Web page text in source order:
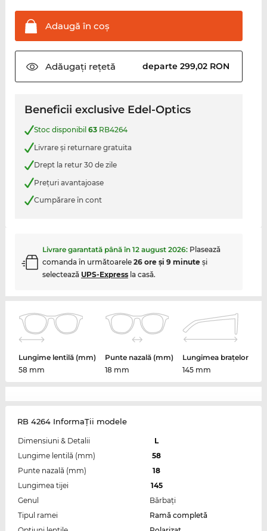
Adaugă în coş
Adăugați rețetă departe 299,02 RON
Beneficii exclusive Edel-Optics
Stoc disponibil 63RB4264
Livrare şi returnare gratuita
Drept la retur 30 de zile
Preţuri avantajoase
Cumpărare în cont
Livrare garantată până în 12 august 2026: Plasează
comanda în următoarele 26 ore şi 9 minuteşi
selectează UPS-Expressla casă.
Lungime lentilă (mm)
58 mm
Punte nazală (mm)
18 mm
Lungimea brațelor
145 mm
RB 4264 InformaŢii modele
Dimensiuni & Detalii
L
Lungime lentilă (mm)
58
Punte nazală (mm)
18
Lungimea tijei
145
Genul
Bărbaţi
Tipul ramei
Ramă completă